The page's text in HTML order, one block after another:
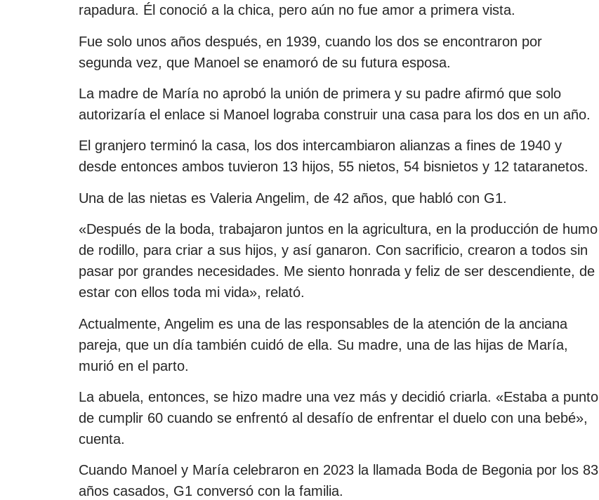
rapadura. Él conoció a la chica, pero aún no fue amor a primera vista.
Fue solo unos años después, en 1939, cuando los dos se encontraron por
segunda vez, que Manoel se enamoró de su futura esposa.
La madre de María no aprobó la unión de primera y su padre afirmó que solo
autorizaría el enlace si Manoel lograba construir una casa para los dos en un año.
El granjero terminó la casa, los dos intercambiaron alianzas a fines de 1940 y
desde entonces ambos tuvieron 13 hijos, 55 nietos, 54 bisnietos y 12 tataranetos.
Una de las nietas es Valeria Angelim, de 42 años, que habló con G1.
«Después de la boda, trabajaron juntos en la agricultura, en la producción de humo
de rodillo, para criar a sus hijos, y así ganaron. Con sacrificio, crearon a todos sin
pasar por grandes necesidades. Me siento honrada y feliz de ser descendiente, de
estar con ellos toda mi vida», relató.
Actualmente, Angelim es una de las responsables de la atención de la anciana
pareja, que un día también cuidó de ella. Su madre, una de las hijas de María,
murió en el parto.
La abuela, entonces, se hizo madre una vez más y decidió criarla. «Estaba a punto
de cumplir 60 cuando se enfrentó al desafío de enfrentar el duelo con una bebé»,
cuenta.
Cuando Manoel y María celebraron en 2023 la llamada Boda de Begonia por los 83
años casados, G1 conversó con la familia.